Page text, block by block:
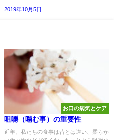
2019年10月5日
お口の病気とケア
咀嚼（噛む事）の重要性
近年、私たちの食事は昔とは違い、柔らか